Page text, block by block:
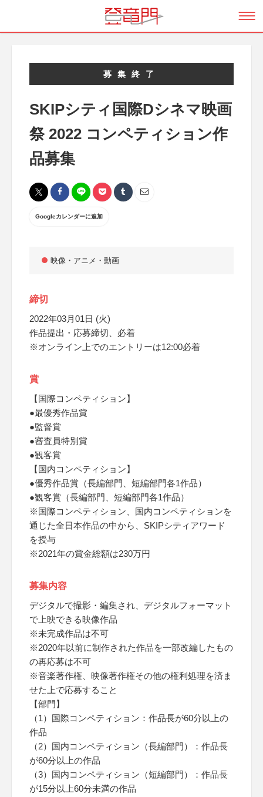
募集終了
SKIPシティ国際Dシネマ映画
祭 2022 コンペティション作
品募集
Googleカレンダーに追加
映像・アニメ・動画
締切
2022年03月01日 (火)
作品提出・応募締切、必着
※オンライン上でのエントリーは12:00必着
賞
【国際コンペティション】
●最優秀作品賞
●監督賞
●審査員特別賞
●観客賞
【国内コンペティション】
●優秀作品賞（長編部門、短編部門各1作品）
●観客賞（長編部門、短編部門各1作品）
※国際コンペティション、国内コンペティションを
通じた全日本作品の中から、SKIPシティアワード
を授与
※2021年の賞金総額は230万円
募集内容
デジタルで撮影・編集され、デジタルフォーマット
で上映できる映像作品
※未完成作品は不可
※2020年以前に制作された作品を一部改編したもの
の再応募は不可
※音楽著作権、映像著作権その他の権利処理を済ま
せた上で応募すること
【部門】
（1）国際コンペティション：作品長が60分以上の
作品
（2）国内コンペティション（長編部門）：作品長
が60分以上の作品
（3）国内コンペティション（短編部門）：作品長
が15分以上60分未満の作品